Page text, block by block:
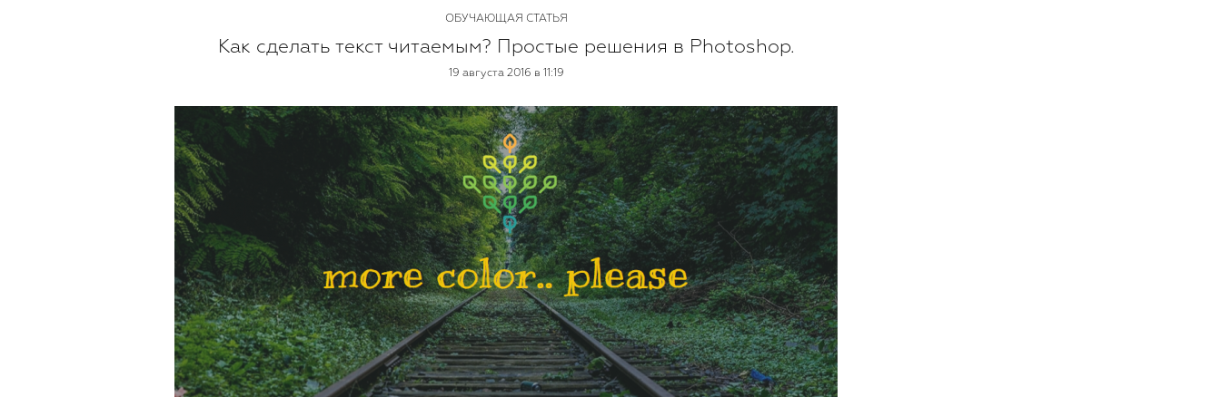
ОБУЧАЮЩАЯ СТАТЬЯ
Как сделать текст читаемым? Простые решения в Photoshop.
19 августа 2016 в 11:19